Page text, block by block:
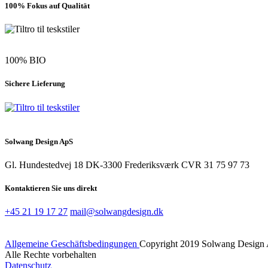
100% Fokus auf Qualität
100% BIO
Sichere Lieferung
Solwang Design ApS
Gl. Hundestedvej 18 DK-3300 Frederiksværk CVR 31 75 97 73
Kontaktieren Sie uns direkt
+45 21 19 17 27 mail@solwangdesign.dk
Allgemeine Geschäftsbedingungen Copyright 2019 Solwang Design
Alle Rechte vorbehalten
Datenschutz